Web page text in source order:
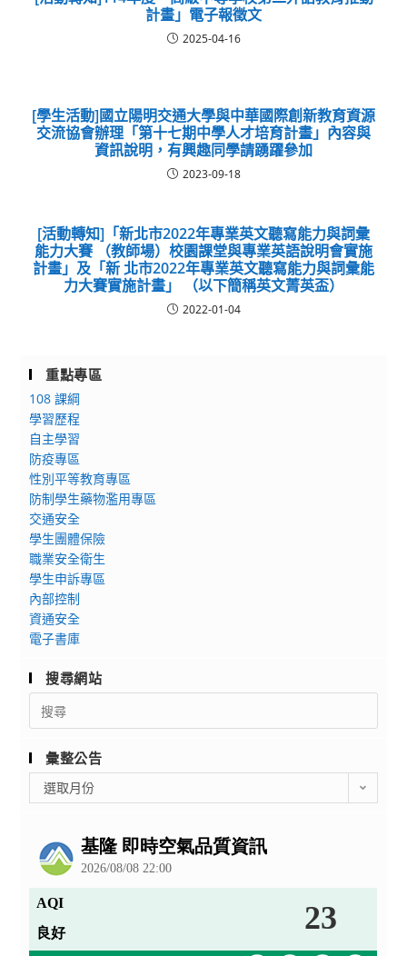
計畫」電子報徵文
2025-04-16
[學生活動]國立陽明交通大學與中華國際創新教育資源
交流協會辦理「第十七期中學人才培育計畫」內容與
資訊說明，有興趣同學請踴躍參加
2023-09-18
[活動轉知]「新北市2022年專業英文聽寫能力與詞彙
能力大賽 （教師場）校園課堂與專業英語說明會實施
計畫」及「新 北市2022年專業英文聽寫能力與詞彙能
力大賽實施計畫」 （以下簡稱英文菁英盃）
2022-01-04
重點專區
108 課綱
學習歷程
自主學習
防疫專區
性別平等教育專區
防制學生藥物濫用專區
交通安全
學生團體保險
職業安全衛生
學生申訴專區
內部控制
資通安全
電子書庫
搜尋網站
Search
for:
彙整公告
整
選取月份